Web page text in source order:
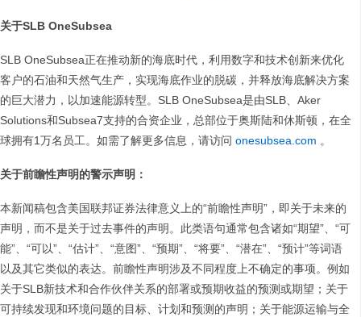
关于SLB OneSubsea
SLB OneSubsea正在推动新的海底时代，利用数字和技术创新来优化
客户的石油和天然气生产，实现海底作业的脱碳，并释放海底解决方案
的巨大潜力，以加速能源转型。SLB OneSubsea是由SLB、Aker
Solutions和Subsea7支持的合资企业，总部位于奥斯陆和休斯顿，在全
球拥有1万名员工。如需了解更多信息，请访问 onesubsea.com 。
关于前瞻性声明的警示声明：
本新闻稿包含美国联邦证券法律意义上的“前瞻性声明”，即关于未来的
声明，而不是关于过去事件的声明。此类语句通常包含诸如“期望”、“可
能”、“可以”、“估计”、“意图”、“预期”、“将要”、“潜在”、“预计”等词语
以及其它类似的表达。前瞻性声明涉及不同程度上不确定的事项。例如
关于SLB新技术和合作伙伴关系的部署或预期收益的预测或期望；关于
可持续发现和环境问题的目标、计划和预测的声明；关于能源运输与全